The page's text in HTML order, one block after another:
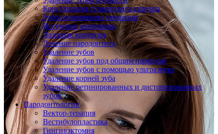
Консультация стоматолога хирурга
Зубосохраняющие операции
Иссечение капюшона
Лазерная хирургия
Лечение пародонтита
Удаление зубов
Удаление зубов под общим наркозом
Удаление зубов с помощью ультразвука
Удаление корней зуба
Удаление ретинированных и дистопированных
зубов
Пародонтология
Вектор-терапия
Вестибулопластика
Гингивэктомия